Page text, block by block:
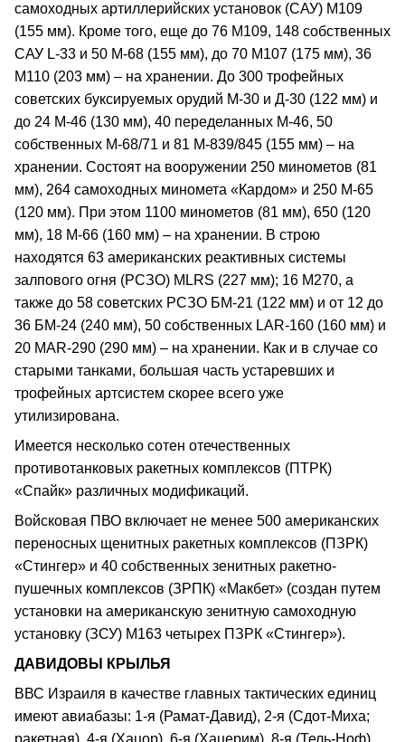
самоходных артиллерийских установок (САУ) М109
(155 мм). Кроме того, еще до 76 М109, 148 собственных
САУ L-33 и 50 М-68 (155 мм), до 70 М107 (175 мм), 36
М110 (203 мм) – на хранении. До 300 трофейных
советских буксируемых орудий М-30 и Д-30 (122 мм) и
до 24 М-46 (130 мм), 40 переделанных М-46, 50
собственных М-68/71 и 81 М-839/845 (155 мм) – на
хранении. Состоят на вооружении 250 минометов (81
мм), 264 самоходных миномета «Кардом» и 250 М-65
(120 мм). При этом 1100 минометов (81 мм), 650 (120
мм), 18 М-66 (160 мм) – на хранении. В строю
находятся 63 американских реактивных системы
залпового огня (РСЗО) MLRS (227 мм); 16 М270, а
также до 58 советских РСЗО БМ-21 (122 мм) и от 12 до
36 БМ-24 (240 мм), 50 собственных LAR-160 (160 мм) и
20 MAR-290 (290 мм) – на хранении. Как и в случае со
старыми танками, большая часть устаревших и
трофейных артсистем скорее всего уже
утилизирована.
Имеется несколько сотен отечественных
противотанковых ракетных комплексов (ПТРК)
«Спайк» различных модификаций.
Войсковая ПВО включает не менее 500 американских
переносных щенитных ракетных комплексов (ПЗРК)
«Стингер» и 40 собственных зенитных ракетно-
пушечных комплексов (ЗРПК) «Макбет» (создан путем
установки на американскую зенитную самоходную
установку (ЗСУ) М163 четырех ПЗРК «Стингер»).
ДАВИДОВЫ КРЫЛЬЯ
ВВС Израиля в качестве главных тактических единиц
имеют авиабазы: 1-я (Рамат-Давид), 2-я (Сдот-Миха;